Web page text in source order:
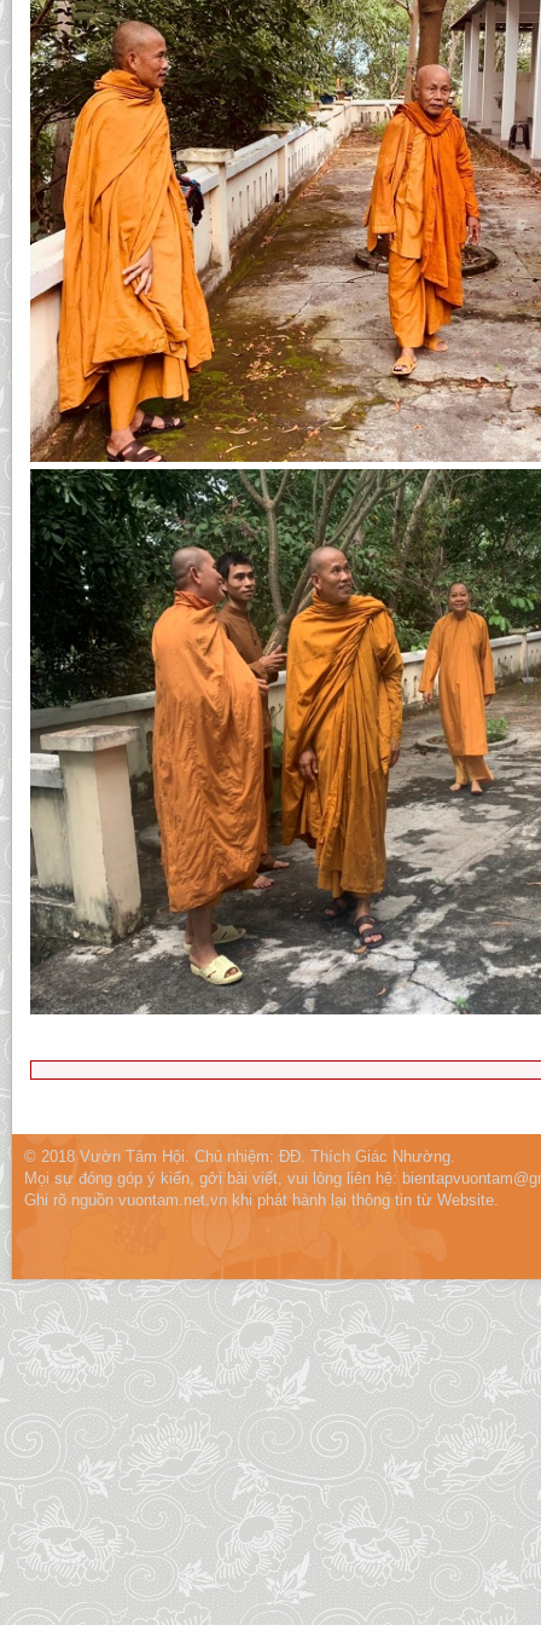
© 2018 Vườn Tâm Hội. Chủ nhiệm: ĐĐ. Thích Giác Nhường.
Mọi sự đóng góp ý kiến, gởi bài viết, vui lòng liên hệ:
Ghi rõ nguồn vuontam.net.vn khi phát hành lại thông tin từ Website.